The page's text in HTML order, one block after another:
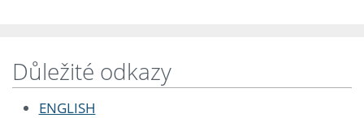
Důležité odkazy
ENGLISH